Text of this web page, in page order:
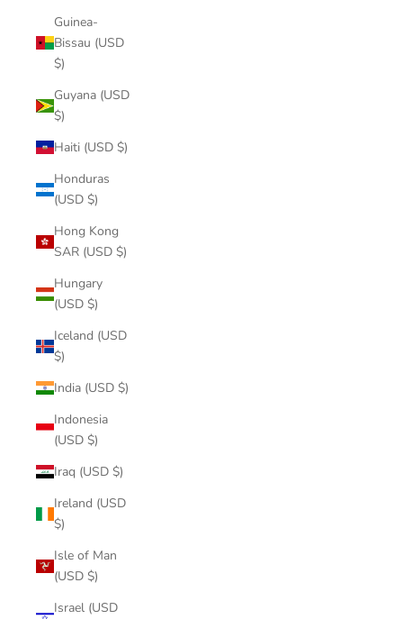
Guinea-
Bissau (USD
$)
Guyana (USD
$)
Haiti (USD $)
Honduras
(USD $)
Hong Kong
SAR (USD $)
Hungary
(USD $)
Iceland (USD
$)
India (USD $)
Indonesia
(USD $)
Iraq (USD $)
Ireland (USD
$)
Isle of Man
(USD $)
Israel (USD